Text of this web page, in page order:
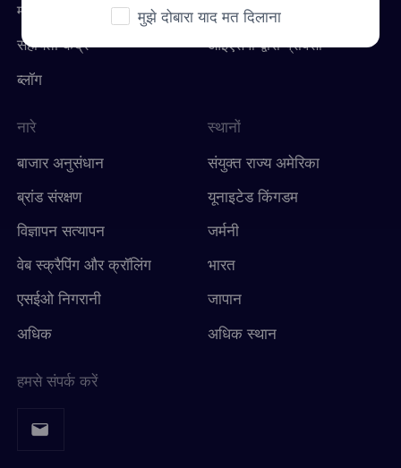
मामलों का प्रयोग करें
सहायता केंद्र
ब्लॉग
प्रॉक्सीसाइट
आईएसपी द्वारा प्रॉक्सी
नारे
बाजार अनुसंधान
ब्रांड संरक्षण
विज्ञापन सत्यापन
वेब स्क्रैपिंग और क्रॉलिंग
एसईओ निगरानी
अधिक
स्थानों
संयुक्त राज्य अमेरिका
यूनाइटेड किंगडम
जर्मनी
भारत
जापान
अधिक स्थान
हमसे संपर्क करें
मुझे दोबारा याद मत दिलाना